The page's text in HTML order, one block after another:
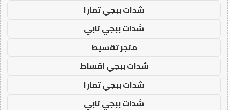
شدات ببجي تمارا
شدات ببجي تابي
متجر تقسيط
شدات ببجي اقساط
شدات ببجي تمارا
شدات ببجي تابي